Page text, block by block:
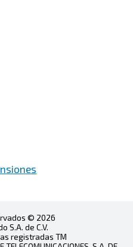
© 2026
S.A. de C.V.
registradas TM